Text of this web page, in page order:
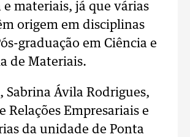
materiais, já que várias
origem em disciplinas
graduação em Ciência e
de Materiais.
Sabrina Ávila Rodrigues,
Relações Empresariais e
da unidade de Ponta